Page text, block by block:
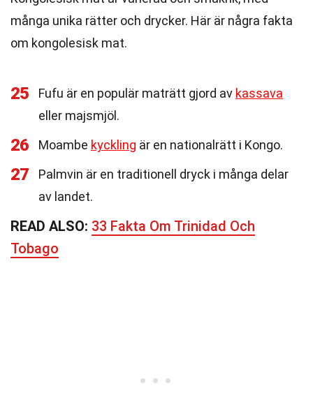
många unika rätter och drycker. Här är några fakta
om kongolesisk mat.
25 Fufu är en populär maträtt gjord av kassava
eller majsmjöl.
26 Moambe kyckling är en nationalrätt i Kongo.
27
Palmvin är en traditionell dryck i många delar
av landet.
READ ALSO: 33 Fakta Om Trinidad Och
Tobago